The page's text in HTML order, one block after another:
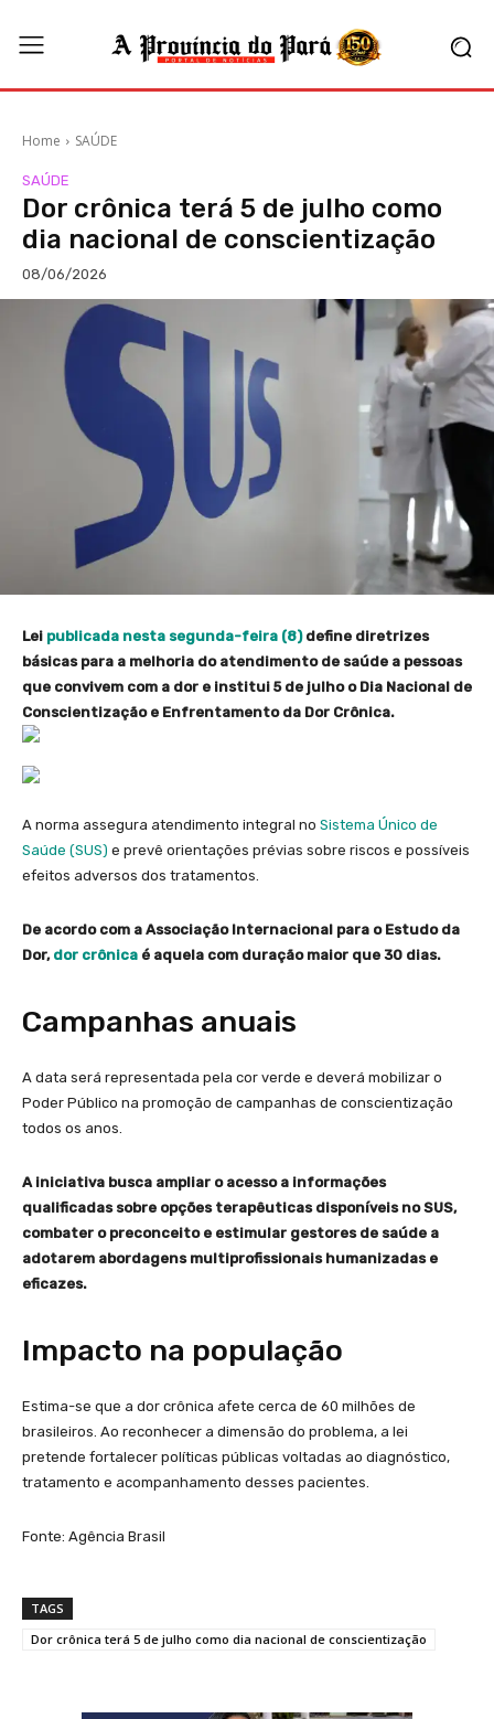
Home SAÚDE
SAÚDE
Dor crônica terá 5 de julho como
dia nacional de conscientização
08/06/2026
Lei publicada nesta segunda-feira (8)define diretrizes
básicas para a melhoria do atendimento de saúde a pessoas
que convivem com a dor e institui 5 de julho o Dia Nacional de
Conscientização e Enfrentamento da Dor Crônica.
A norma assegura atendimento integral no Sistema Único de
Saúde (SUS) e prevê orientações prévias sobre riscos e possíveis
efeitos adversos dos tratamentos.
De acordo com a Associação Internacional para o Estudo da
Dor, dor crônica é aquela com duração maior que 30 dias.
Campanhas anuais
A data será representada pela cor verde e deverá mobilizar o
Poder Público na promoção de campanhas de conscientização
todos os anos.
A iniciativa busca ampliar o acesso a informações
qualificadas sobre opções terapêuticas disponíveis no SUS,
combater o preconceito e estimular gestores de saúde a
adotarem abordagens multiprofissionais humanizadas e
eficazes.
Impacto na população
Estima-se que a dor crônica afete cerca de 60 milhões de
brasileiros. Ao reconhecer a dimensão do problema, a lei
pretende fortalecer políticas públicas voltadas ao diagnóstico,
tratamento e acompanhamento desses pacientes.
Fonte: Agência Brasil
TAGS
Dor crônica terá 5 de julho como dia nacional de conscientização